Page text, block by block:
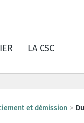
LA CSC
et démission